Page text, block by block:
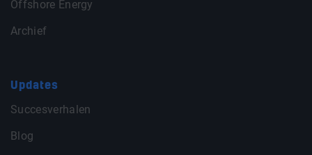
Offshore Energy
Archief
Updates
Succesverhalen
Blog